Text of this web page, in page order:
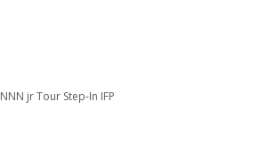
jr Tour Step-In IFP